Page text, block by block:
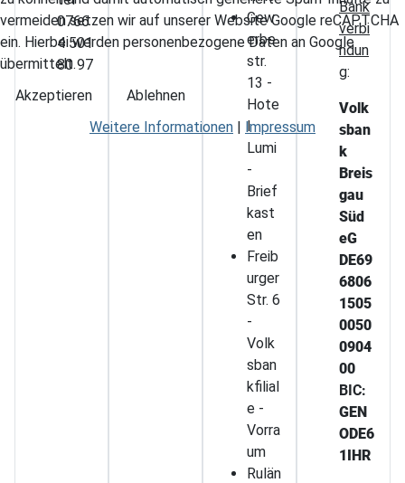
0766
4 501
80 97
Gew
erbe
str.
13 -
Hote
l
Lumi
-
Brief
kast
en
Freib
urger
Str. 6
-
Volk
sban
kfilial
e -
Vorra
um
Rulän
Bank
verbi
ndun
g:
Volk
sban
k
Breis
gau
Süd
eG
DE69
6806
1505
0050
0904
00
BIC:
GEN
ODE6
1IHR
vermeiden setzen wir auf unserer Website Google reCAPTCHA
ein. Hierbei werden personenbezogene Daten an Google
übermittelt.
Akzeptieren
Ablehnen
Weitere Informationen | Impressum